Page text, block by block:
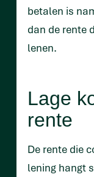
betalen is
dan de rente
lenen.
Lage
rente
De rente die
lening hangt